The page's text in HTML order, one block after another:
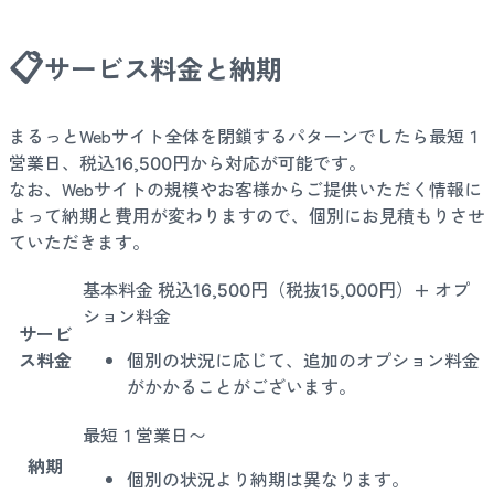
📋サービス料金と納期
まるっとWebサイト全体を閉鎖するパターンでしたら最短１
営業日、税込16,500円から対応が可能です。
なお、Webサイトの規模やお客様からご提供いただく情報に
よって納期と費用が変わりますので、個別にお見積もりさせ
ていただきます。
サービ
ス料金
基本料金 税込16,500円（税抜15,000円）+ オプ
ション料金
個別の状況に応じて、追加のオプション料金
がかかることがございます。
納期
最短１営業日〜
個別の状況より納期は異なります。